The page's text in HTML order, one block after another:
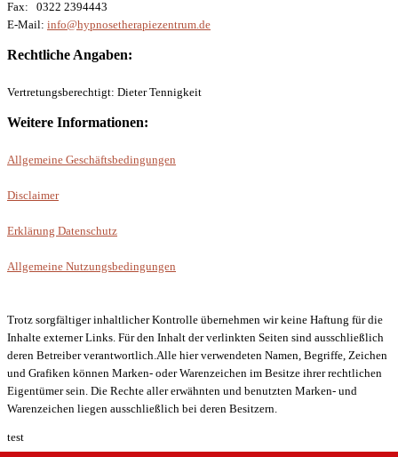
Fax: 0322 2394443
E-Mail: info@hypnosetherapiezentrum.de
Rechtliche Angaben:
Vertretungsberechtigt: Dieter Tennigkeit
Weitere Informationen:
Allgemeine Geschäftsbedingungen
Disclaimer
Erklärung Datenschutz
Allgemeine Nutzungsbedingungen
Trotz sorgfältiger inhaltlicher Kontrolle übernehmen wir keine Haftung für die
Inhalte externer Links. Für den Inhalt der verlinkten Seiten sind ausschließlich
deren Betreiber verantwortlich.Alle hier verwendeten Namen, Begriffe, Zeichen
und Grafiken können Marken- oder Warenzeichen im Besitze ihrer rechtlichen
Eigentümer sein. Die Rechte aller erwähnten und benutzten Marken- und
Warenzeichen liegen ausschließlich bei deren Besitzern.
test